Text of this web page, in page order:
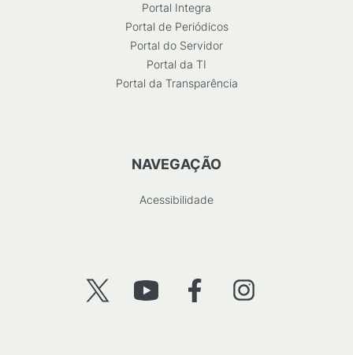
Portal Integra
Portal de Periódicos
Portal do Servidor
Portal da TI
Portal da Transparência
NAVEGAÇÃO
Acessibilidade